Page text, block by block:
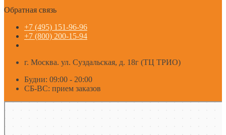
Обратная связь
+7 (495) 151-96-96
+7 (800) 200-15-94
г. Москва. ул. Суздальская, д. 18г (ТЦ ТРИО)
Будни: 09:00 - 20:00
СБ-ВС: прием заказов